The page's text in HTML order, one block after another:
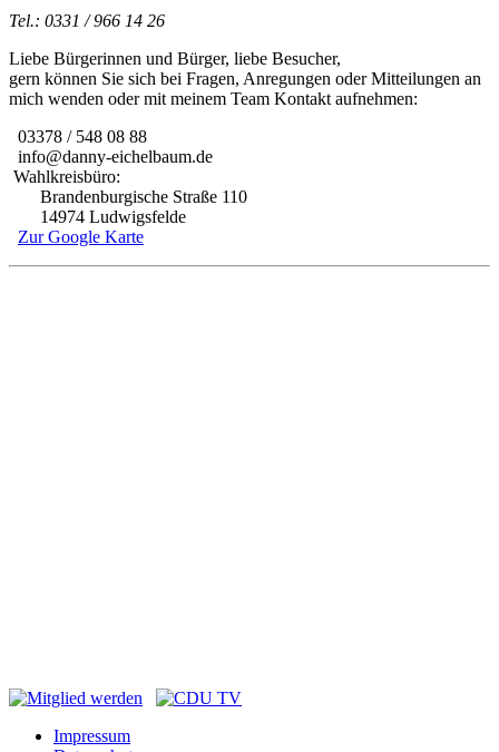
Tel.: 0331 / 966 14 26
Liebe Bürgerinnen und Bürger, liebe Besucher,
gern können Sie sich bei Fragen, Anregungen oder Mitteilungen an
mich wenden oder mit meinem Team Kontakt aufnehmen:
03378 / 548 08 88
info@danny-eichelbaum.de
Wahlkreisbüro:
Brandenburgische Straße 110
14974 Ludwigsfelde
Zur Google Karte
Impressum